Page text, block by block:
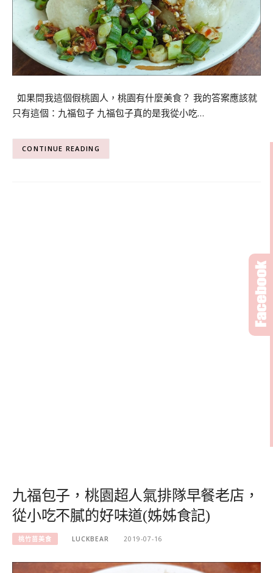
如果問我這個假桃園人，桃園有什麼美食？ 我的答案應該就
只有這個：九福包子 九福包子真的是我從小吃…
CONTINUE READING
九福包子，桃園超人氣排隊早餐老店，
從小吃不膩的好味道(姊姊食記)
桃竹苗美食 LUCKBEAR 2019-07-16